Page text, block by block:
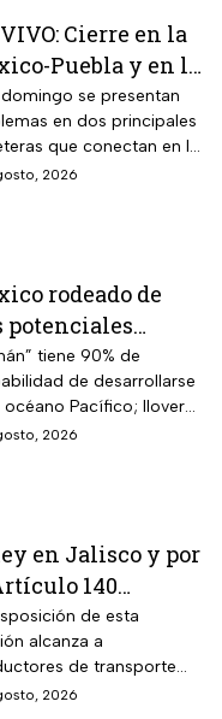
Cierre en la
Puebla y en la
Cuernavaca
domingo 9 de
se presentan
en dos principales
que conectan en la
de México (CDMX); te
2026
rodeado de
potenciales
“Hernán” se
en el mapa del
tiene 90% de
de desarrollarse
océano Pacífico; lloverá
en cuatro estados
2026
en Jalisco y por
140
la licencia
de por
a todos los
que
de esta
alcanza a
de transporte
unidades de
2026